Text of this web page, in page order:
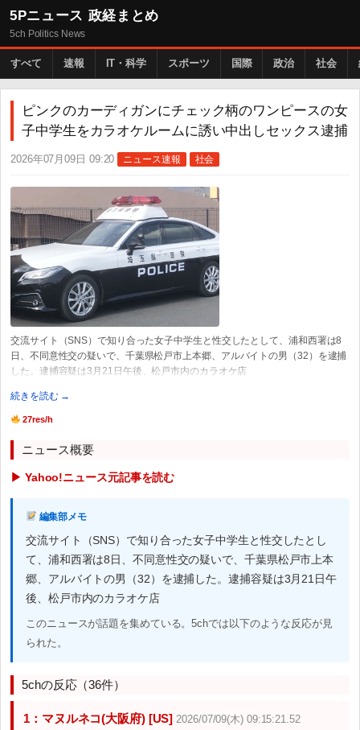
5Pニュース 政経まとめ
5ch Politics News
すべて 速報 IT・科学 スポーツ 国際 政治 社会
ピンクのカーディガンにチェック柄のワンピースの女
子中学生をカラオケルームに誘い中出しセックス逮捕
2026年07月09日 09:20 ニュース速報 社会
交流サイト（SNS）で知り合った女子中学生と性交したとして、浦和西署は8
日、不同意性交の疑いで、千葉県松戸市上本郷、アルバイトの男（32）を逮捕
した。逮捕容疑は3月21日午後、松戸市内のカラオケ店
続きを読む →
27res/h
ニュース概要
▶ Yahoo!ニュース元記事を読む
編集部メモ
交流サイト（SNS）で知り合った女子中学生と性交したとし
て、浦和西署は8日、不同意性交の疑いで、千葉県松戸市上本
郷、アルバイトの男（32）を逮捕した。逮捕容疑は3月21日午
後、松戸市内のカラオケ店
このニュースが話題を集めている。5chでは以下のような反応が見
られた。
5chの反応（36件）
1：マヌルネコ(大阪府) [US] 2026/07/09(木) 09:15:21.52